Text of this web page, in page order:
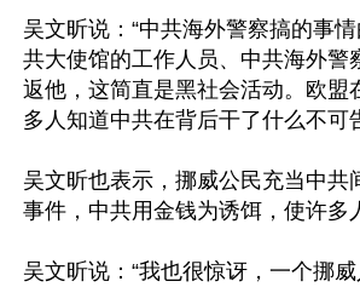
吴文昕说：“中共海外警察搞的事
共大使馆的工作人员、中共海外警
返他，这简直是黑社会活动。欧盟
多人知道中共在背后干了什么不可
吴文昕也表示，挪威公民充当中共
事件，中共用金钱为诱饵，使许多
吴文昕说：“我也很惊讶，一个挪